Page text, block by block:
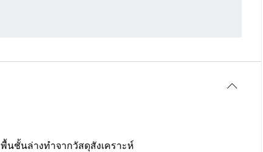
พื้นชั้นล่างทำจากวัสดุสังเคราะห์